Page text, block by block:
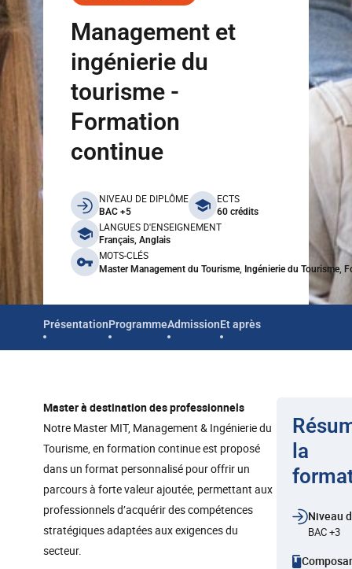
Management et
ingénierie du
tourisme -
Formation
continue
benefits
NIVEAU DE DIPLÔME
BAC +5
ECTS
60 crédits
LANGUES D'ENSEIGNEMENT
Français, Anglais
MOTS-CLÉS
Master Management du Tourisme, Ingénierie du Tourisme,
PrésentationProgrammeAdmissionEt après
Master à destination des professionnels
Notre Master MIT, Management & Ingénierie du
Tourisme, en formation continue est proposé
dans un format personnalisé pour offrir un
parcours à forte valeur ajoutée, permettant aux
professionnels d’acquérir des compétences
stratégiques adaptées aux exigences du
secteur.
la
Niveau
BAC +3